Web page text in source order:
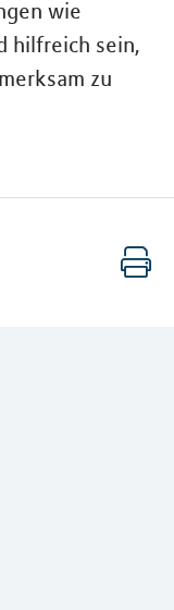
wie
hilfreich sein,
zu